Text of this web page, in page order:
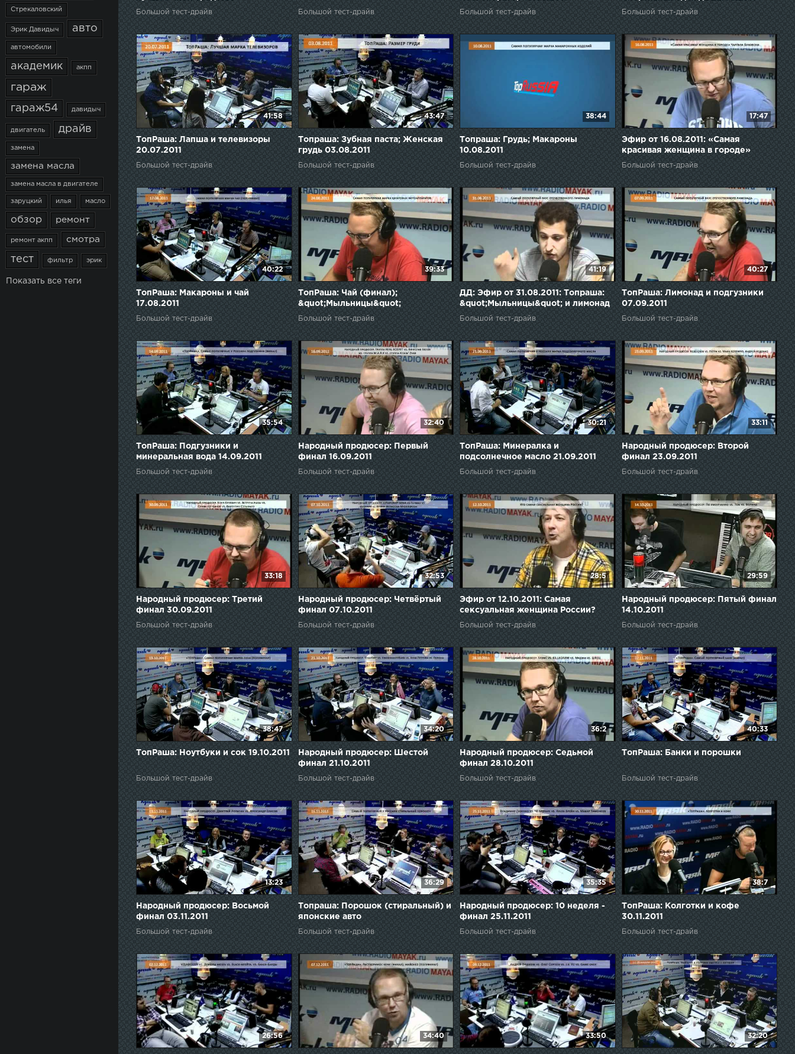
Стрекаловский
Эрик Давидыч авто
автомобили
академик акпп
гараж
гараж54 давидыч
двигатель драйв
замена
замена масла
замена масла в двигателе
заруцкий илья масло
обзор ремонт
ремонт акпп смотра
тест фильтр эрик
Показать все теги
Большой тест-драйв Большой тест-драйв Большой тест-драйв Большой тест-драйв
41:58
ТопРаша: Лапша и телевизоры
20.07.2011
Большой тест-драйв
43:47
Топраша: Зубная паста; Женская
грудь 03.08.2011
Большой тест-драйв
38:44
Топраша: Грудь; Макароны
10.08.2011
Большой тест-драйв
17:47
Эфир от 16.08.2011: «Самая
красивая женщина в городе»
Большой тест-драйв
40:22
ТопРаша: Макароны и чай
17.08.2011
Большой тест-драйв
39:33
ТопРаша: Чай (финал);
&quot;Мыльницы&quot;
(полуфинал) 24.08.2011
Большой тест-драйв
41:19
ДД: Эфир от 31.08.2011: Топраша:
&quot;Мыльницы&quot; и лимонад
Большой тест-драйв
40:27
ТопРаша: Лимонад и подгузники
07.09.2011
Большой тест-драйв
35:54
ТопРаша: Подгузники и
минеральная вода 14.09.2011
Большой тест-драйв
32:40
Народный продюсер: Первый
финал 16.09.2011
Большой тест-драйв
30:21
ТопРаша: Минералка и
подсолнечное масло 21.09.2011
Большой тест-драйв
33:11
Народный продюсер: Второй
финал 23.09.2011
Большой тест-драйв
33:18
Народный продюсер: Третий
финал 30.09.2011
Большой тест-драйв
32:53
Народный продюсер: Четвёртый
финал 07.10.2011
Большой тест-драйв
28:5
Эфир от 12.10.2011: Самая
сексуальная женщина России?
Большой тест-драйв
29:59
Народный продюсер: Пятый финал
14.10.2011
Большой тест-драйв
38:47
ТопРаша: Ноутбуки и сок 19.10.2011
Большой тест-драйв
34:20
Народный продюсер: Шестой
финал 21.10.2011
Большой тест-драйв
36:2
Народный продюсер: Седьмой
финал 28.10.2011
Большой тест-драйв
40:33
ТопРаша: Банки и порошки
Большой тест-драйв
13:23
Народный продюсер: Восьмой
финал 03.11.2011
Большой тест-драйв
36:29
Топраша: Порошок (стиральный) и
японские авто
Большой тест-драйв
35:35
Народный продюсер: 10 неделя -
финал 25.11.2011
Большой тест-драйв
38:7
ТопРаша: Колготки и кофе
30.11.2011
Большой тест-драйв
26:56 34:40 33:50 32:20